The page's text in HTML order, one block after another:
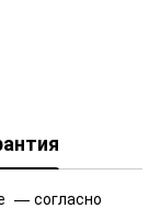
— согласно